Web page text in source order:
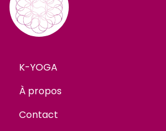
K-YOGA
À propos
Contact